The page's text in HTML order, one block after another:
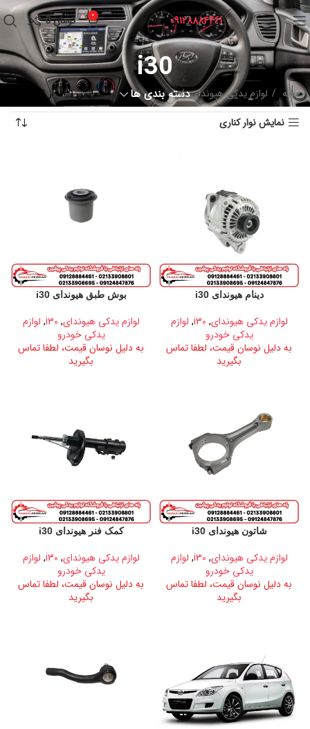
09128884461
0 تومان0
i30
دسته بندی ها خانه لوازم یدکی هیوندای i30
نمایش 1–12 از 24 نتیجه
نمایش نوار کناری
دینام هیوندای i30
لوازم یدکی هیوندای,
i30
, لوازم
یدکی خودرو
به دلیل نوسان قیمت، لطفا تماس
بگیرید
بوش طبق هیوندای i30
لوازم یدکی هیوندای,
i30
, لوازم
یدکی خودرو
به دلیل نوسان قیمت، لطفا تماس
بگیرید
شاتون هیوندای i30
لوازم یدکی هیوندای,
i30
, لوازم
یدکی خودرو
به دلیل نوسان قیمت، لطفا تماس
بگیرید
کمک فنر هیوندای i30
لوازم یدکی هیوندای,
i30
, لوازم
یدکی خودرو
به دلیل نوسان قیمت، لطفا تماس
بگیرید